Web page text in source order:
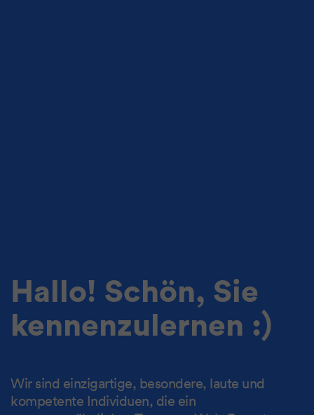
Hallo! Schön, Sie
kennenzulernen :)
Wir sind einzigartige, besondere, laute und
kompetente Individuen, die ein